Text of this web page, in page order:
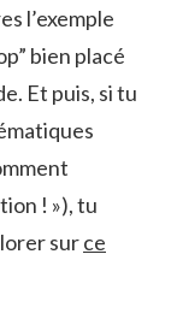
l’exemple
bien placé
Et puis, si tu
! »), tu
surce